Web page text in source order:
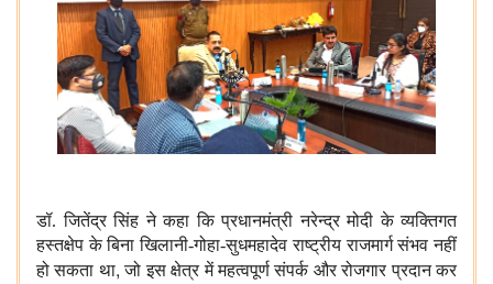
डॉ. जितेंद्र सिंह ने कहा कि प्रधानमंत्री नरेन्द्र मोदी के व्यक्तिगत
हस्तक्षेप के बिना खिलानी-गोहा-सुधमहादेव राष्ट्रीय राजमार्ग संभव नहीं
हो सकता था,जो इस क्षेत्र में महत्वपूर्ण संपर्क और रोजगार प्रदान कर